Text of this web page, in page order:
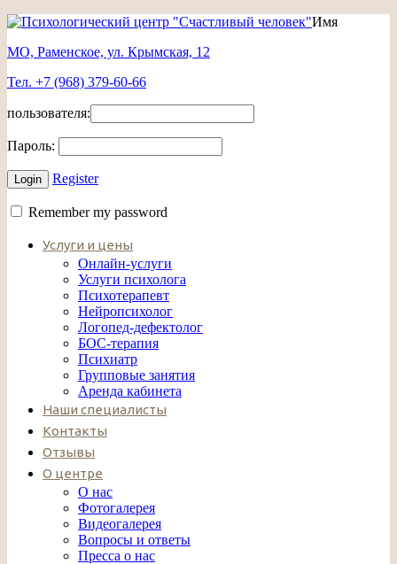
МО, Раменское, ул. Крымская, 12
Тел. +7 (968) 379-60-66
Имя
пользователя:
Пароль:
Register
Remember my password
Услуги и цены
Онлайн-услуги
Услуги психолога
Психотерапевт
Нейропсихолог
Логопед-дефектолог
БОС-терапия
Психиатр
Групповые занятия
Аренда кабинета
Наши специалисты
Контакты
Отзывы
О центре
О нас
Фотогалерея
Видеогалерея
Вопросы и ответы
Пресса о нас